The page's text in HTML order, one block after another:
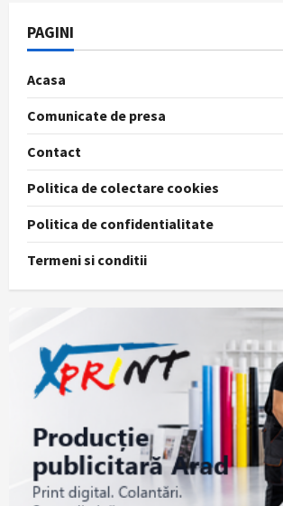
PAGINI
Acasa
Comunicate de presa
Contact
Politica de colectare cookies
Politica de confidentialitate
Termeni si conditii